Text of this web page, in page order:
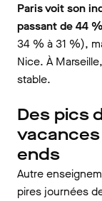
Paris voit son
passant de 44
34 % à 31 %),
Nice. À
stable.
Des pics
ends
Autre
pires journées